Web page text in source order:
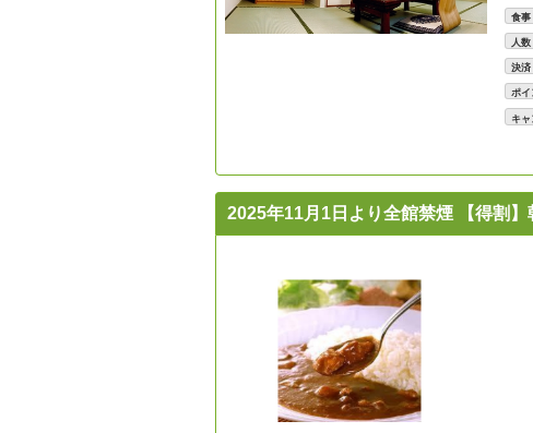
食事
人数
決済
ポイ
キ
2025年11月1日より全館禁煙 【得割